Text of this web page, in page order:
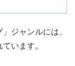
ジャンルには、
います。